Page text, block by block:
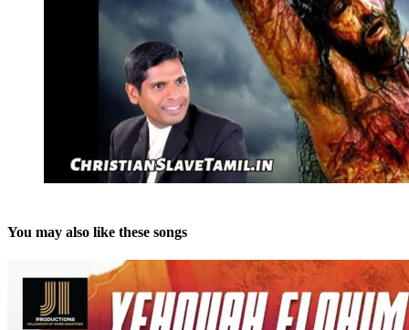
You may also like these songs